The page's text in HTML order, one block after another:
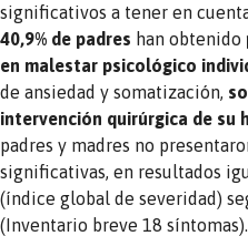
significativos a tener en
40,9% de padres han obtenido
en malestar psicológico
de ansiedad y somatización,
intervención quirúrgica de su
padres y madres no
significativas, en resultados
(índice global de severidad)
(Inventario breve 18 síntomas).